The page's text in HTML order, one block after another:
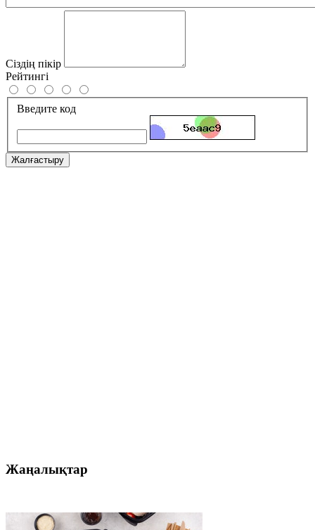
Сіздің пікір
Рейтингі
Введите код
Жалғастыру
Жаңалықтар